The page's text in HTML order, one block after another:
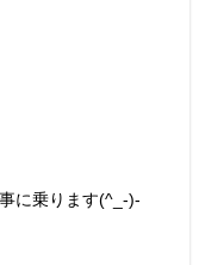
に乗ります(^_-)-